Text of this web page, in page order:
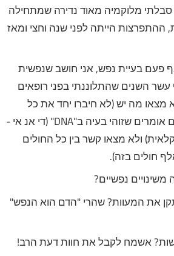
מלוקמיה מאוד נדירה שמתחילה
הייתה לפני שנה וחצי ומאז
פעם בעיית נפש, אני חושב שנפשית
עשר השנים שהתלוננתי בפני רופאים
מצאו מה יש (לא חיברו יחד את כל
הסימפטומים), הרופאים אומרים שזוהי בעיה ב"DNA" (די אנ אי -
ולא מצאו קשר בין כל החולים
חולים בזה).
נפשיים?
את המעוות? שהרי "הדם הוא הנפש"
אשמח לקבל את חוות דעת הרב!